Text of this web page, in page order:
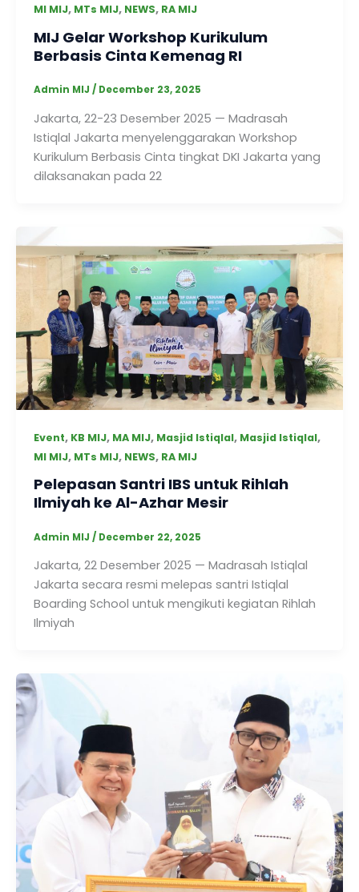
MI MIJ, MTs MIJ, NEWS, RA MIJ
MIJ Gelar Workshop Kurikulum
Berbasis Cinta Kemenag RI
Admin MIJ / December 23, 2025
Jakarta, 22-23 Desember 2025 — Madrasah
Istiqlal Jakarta menyelenggarakan Workshop
Kurikulum Berbasis Cinta tingkat DKI Jakarta yang
dilaksanakan pada 22
Event, KB MIJ, MA MIJ, Masjid Istiqlal, Masjid Istiqlal,
MI MIJ, MTs MIJ, NEWS, RA MIJ
Pelepasan Santri IBS untuk Rihlah
Ilmiyah ke Al-Azhar Mesir
Admin MIJ / December 22, 2025
Jakarta, 22 Desember 2025 — Madrasah Istiqlal
Jakarta secara resmi melepas santri Istiqlal
Boarding School untuk mengikuti kegiatan Rihlah
Ilmiyah